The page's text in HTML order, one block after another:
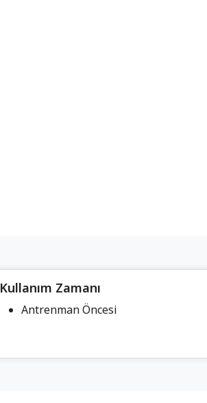
Kullanım Zamanı
Antrenman Öncesi